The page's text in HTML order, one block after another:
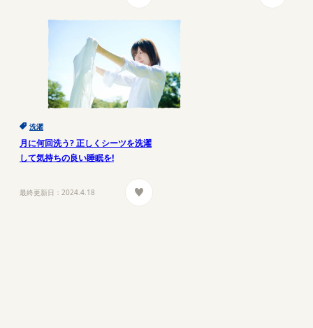
洗濯
月に何回洗う? 正しくシーツを洗濯
して気持ちの良い睡眠を!
最終更新日： 2024.4.18